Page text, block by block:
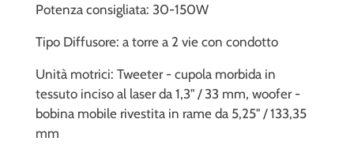
Potenza consigliata: 30-150W
Tipo Diffusore: a torre a 2 vie con condotto
Unità motrici: Tweeter - cupola morbida in
tessuto inciso al laser da 1,3" / 33 mm, woofer -
bobina mobile rivestita in rame da 5,25" / 133,35
mm